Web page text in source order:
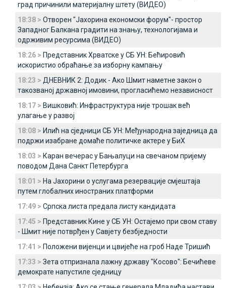
град причинили материјалну штету (ВИДЕО)
18:38 > Отворен "Јахорина економски форум"- простор
Западног Балкана градити на знању, технологијама и
одрживим ресурсима (ВИДЕО)
18:26 > Представник Хрватске у СБ УН: Бећировић
искористио обраћање за изборну кампању
18:23 > ДНЕВНИК 2: Додик - Ако Шмит наметне закон о
такозваној државној имовини, прогласићемо независност
18:17 > Вишковић: Инфраструктура није трошак већ
улагање у развој
18:08 > Илић на сједници СБ УН: Међународна заједница да
подржи изабране домаће политичке актере у БиХ
18:03 > Каран вечерас у Бањалуци на свечаном пријему
поводом Дана Санкт Петербурга
18:01 > На Јахорини о услугама резервације смјештаја
путем глобалних иностраних платформи
17:49 > Српска листа предала листу кандидата
17:45 > Представник Кине у СБ УН: Остајемо при свом ставу
- Шмит није потврђен у Савјету безбједности
17:41 > Положени вијенци и цвијеће на гроб Наде Тришић
17:33 > Зета отпризнала лажну државу "Косово": Бечићеве
демократе напустиле сједницу